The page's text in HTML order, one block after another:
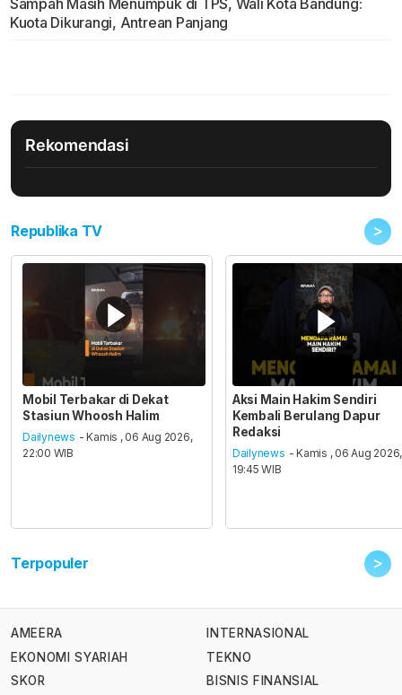
Sampah Masih Menumpuk di TPS, Wali Kota Bandung:
Kuota Dikurangi, Antrean Panjang
Rekomendasi
Republika TV >
Mobil Terbakar di Dekat
Stasiun Whoosh Halim
Dailynews - Kamis , 06 Aug 2026,
22:00 WIB
Aksi Main Hakim Sendiri
Kembali Berulang Dapur
Redaksi
Dailynews - Kamis , 06 Aug 2026,
19:45 WIB
Terpopuler >
AMEERA
EKONOMI SYARIAH
SKOR
INTERNASIONAL
TEKNO
BISNIS FINANSIAL